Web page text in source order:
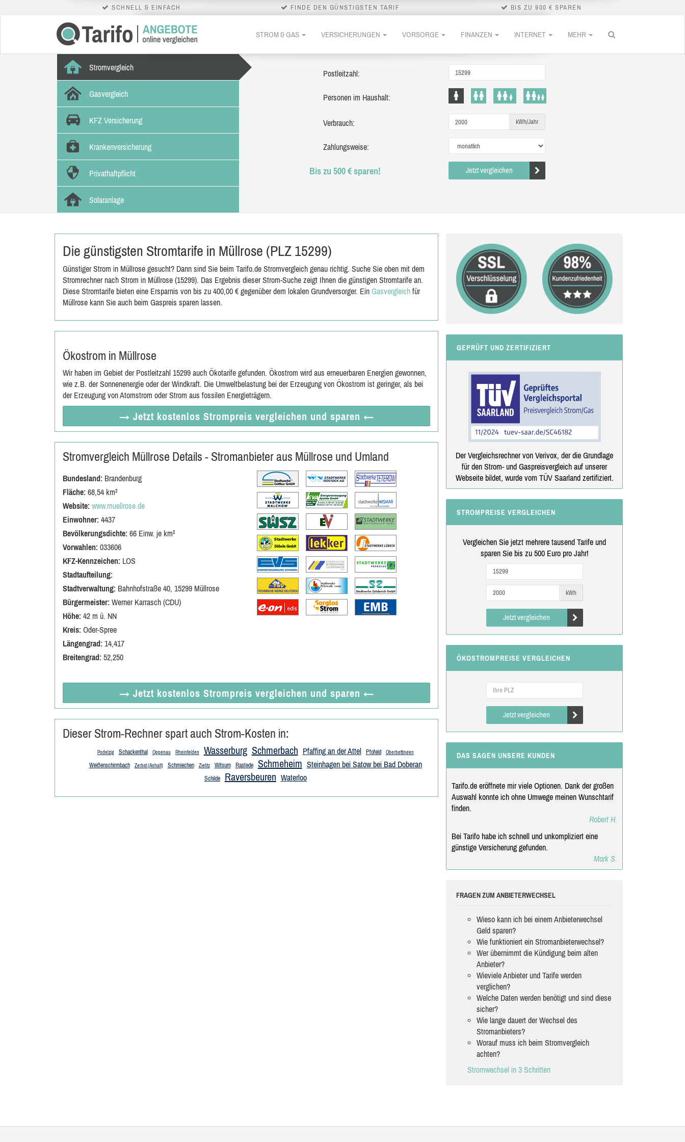
SCHNELL & EINFACH FINDE DEN GÜNSTIGSTEN TARIF BIS ZU 900 € SPAREN
STROM & GAS VERSICHERUNGEN VORSORGE FINANZEN INTERNET MEHR
Stromvergleich
Gasvergleich
KFZ Versicherung
Krankenversicherung
Privathaftpflicht
Solaranlage
Postleitzahl:
Personen im Haushalt:
Verbrauch: kWh/Jahr
Zahlungsweise:
Bis zu 500 € sparen! Jetzt vergleichen
Die günstigsten Stromtarife in Müllrose (PLZ 15299)
Günstiger Strom in Müllrose gesucht? Dann sind Sie beim Tarifo.de Stromvergleich genau richtig. Suche Sie oben mit dem
Stromrechner nach Strom in Müllrose (15299). Das Ergebnis dieser Strom-Suche zeigt Ihnen die günstigen Stromtarife an.
Diese Stromtarife bieten eine Ersparnis von bis zu 400,00 € gegenüber dem lokalen Grundversorger. Ein Gasvergleich für
Müllrose kann Sie auch beim Gaspreis sparen lassen.
Ökostrom in Müllrose
Wir haben im Gebiet der Postleitzahl 15299 auch Ökotarife gefunden. Ökostrom wird aus erneuerbaren Energien gewonnen,
wie z.B. der Sonnenenergie oder der Windkraft. Die Umweltbelastung bei der Erzeugung von Ökostrom ist geringer, als bei
der Erzeugung von Atomstrom oder Strom aus fossilen Energieträgern.
→ Jetzt kostenlos Strompreis vergleichen und sparen ←
Stromvergleich Müllrose Details - Stromanbieter aus Müllrose und Umland
Bundesland: Brandenburg
Fläche: 68,54 km²
Website: www.muellrose.de
Einwohner: 4437
Bevölkerungsdichte: 66 Einw. je km²
Vorwahlen: 033606
KFZ-Kennzeichen: LOS
Stadtaufteilung:
Stadtverwaltung: Bahnhofstraße 40, 15299 Müllrose
Bürgermeister: Werner Karrasch (CDU)
Höhe: 42 m ü. NN
Kreis: Oder-Spree
Längengrad: 14,417
Breitengrad: 52,250
→ Jetzt kostenlos Strompreis vergleichen und sparen ←
Dieser Strom-Rechner spart auch Strom-Kosten in:
Podelzig Schackenthal Oppenau Rheinfelden Wasserburg Schmerbach Pfaffing an der Attel Pfofeld Oberbettingen
Weißenschirmbach Zerbst (Anhalt) Schmiechen Zielitz Witsum Rastede Schmeheim Steinhagen bei Satow bei Bad Doberan
Schilde Raversbeuren Waterloo
GEPRÜFT UND ZERTIFIZIERT
Der Vergleichsrechner von Verivox, der die Grundlage
für den Strom- und Gaspreisvergleich auf unserer
Webseite bildet, wurde vom TÜV Saarland zertifiziert.
STROMPREISE VERGLEICHEN
Vergleichen Sie jetzt mehrere tausend Tarife und
sparen Sie bis zu 500 Euro pro Jahr!
kWh
Jetzt vergleichen
ÖKOSTROMPREISE VERGLEICHEN
Jetzt vergleichen
DAS SAGEN UNSERE KUNDEN
Tarifo.de eröffnete mir viele Optionen. Dank der großen
Auswahl konnte ich ohne Umwege meinen Wunschtarif
finden.
Robert H.
Bei Tarifo habe ich schnell und unkompliziert eine
günstige Versicherung gefunden.
Mark S.
FRAGEN ZUM ANBIETERWECHSEL
Wieso kann ich bei einem Anbieterwechsel
Geld sparen?
Wie funktioniert ein Stromanbieterwechsel?
Wer übernimmt die Kündigung beim alten
Anbieter?
Wieviele Anbieter und Tarife werden
verglichen?
Welche Daten werden benötigt und sind diese
sicher?
Wie lange dauert der Wechsel des
Stromanbieters?
Worauf muss ich beim Stromvergleich
achten?
Stromwechsel in 3 Schritten